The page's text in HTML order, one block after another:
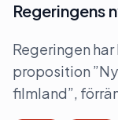
Regeringens
Regeringen
proposition
filmland”,